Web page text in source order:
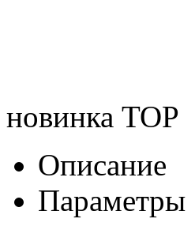
новинка TOP
Описание
Параметры